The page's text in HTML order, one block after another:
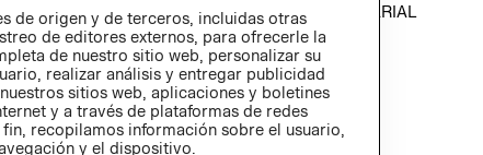
POLÍTICA EMPRESARIAL
de origen y de terceros, incluidas otras
de editores externos, para ofrecerle la
de nuestro sitio web, personalizar su
realizar análisis y entregar publicidad
sitios web, aplicaciones y boletines
y a través de plataformas de redes
recopilamos información sobre el usuario,
y el dispositivo.